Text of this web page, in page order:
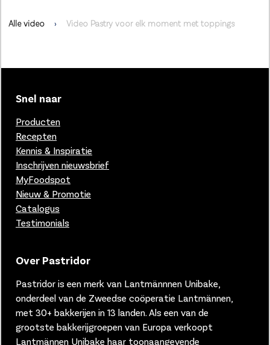
Alle video Video Pastry voor elk moment met toppings
Snel naar
Producten
Recepten
Kennis & Inspiratie
Inschrijven nieuwsbrief
MyFoodspot
Nieuw & Promotie
Catalogus
Testimonials
Over Pastridor
Pastridor is een merk van Lantmännnen Unibake,
onderdeel van de Zweedse coöperatie Lantmännen,
met 30+ bakkerijen in 13 landen. Als een van de
grootste bakkerijgroepen van Europa verkoopt
Lantmännen Unibake haar toonaangevende